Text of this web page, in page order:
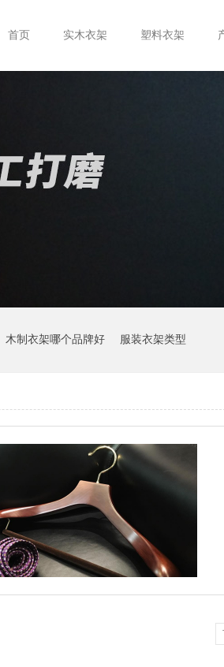
首页 实木衣架 塑料衣架
木制衣架哪个品牌好 服装衣架类型